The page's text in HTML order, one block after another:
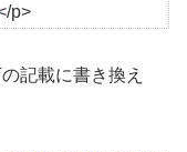
p>
記載に書き換え